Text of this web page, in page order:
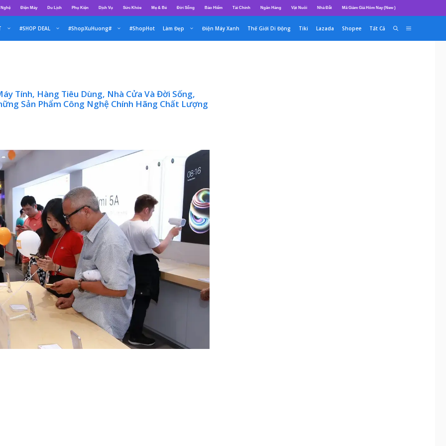
Điện Máy Du Lịch Phụ Kiện Dịch Vụ Sức Khỏe Mẹ & Bé Đời Sống Bảo Hiểm Tài Chính Ngân Hàng Vật Nuôi Nhà Đất Mã Giảm Giá Hôm Nay (New )
#SHOP DEAL #ShopXuHuong# #ShopHot Làm Đẹp Điện Máy Xanh Thế Giới Di Động Tiki Lazada Shopee Tất Cả
Tính, Hàng Tiêu Dùng, Nhà Cửa Và Đời Sống,
Sản Phẩm Công Nghệ Chính Hãng Chất Lượng